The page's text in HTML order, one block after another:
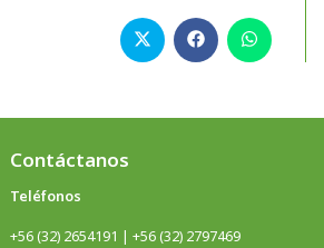
Contáctanos
Teléfonos
+56 (32) 2654191 | +56 (32) 2797469